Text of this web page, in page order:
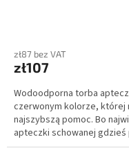
zł87 bez VAT
zł107
Wodoodporna torba
czerwonym kolorze, której
najszybszą pomoc. Bo
apteczki schowanej gdzieś